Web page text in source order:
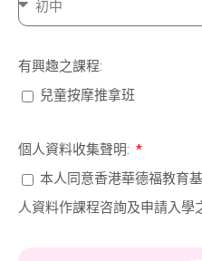
有興趣之課程:
兒童按摩推拿班
個人資料收集聲明:
本人同意香港華德福教育
人資料作課程咨詢及申請入學